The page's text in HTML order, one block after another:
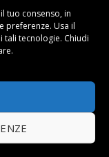
tuo consenso, in
preferenze. Usa il
tali tecnologie. Chiudi
è tra i 15 e i
e modelli
adulti. La
è di